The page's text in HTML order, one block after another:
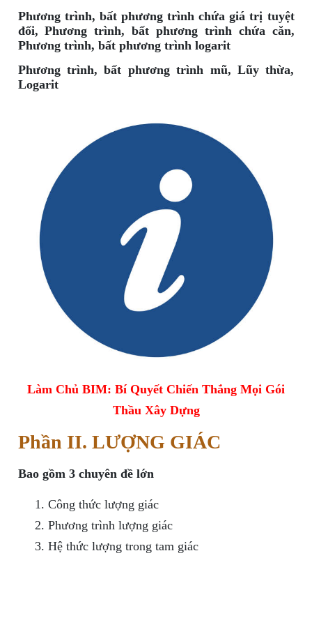
Phương trình, bất phương trình chứa giá trị tuyệt
đối, Phương trình, bất phương trình chứa căn,
Phương trình, bất phương trình logarit
Phương trình, bất phương trình mũ, Lũy thừa,
Logarit
Làm Chủ BIM: Bí Quyết Chiến Thắng Mọi Gói
Thầu Xây Dựng
Phần II. LƯỢNG GIÁC
Bao gồm 3 chuyên đề lớn
Công thức lượng giác
Phương trình lượng giác
Hệ thức lượng trong tam giác